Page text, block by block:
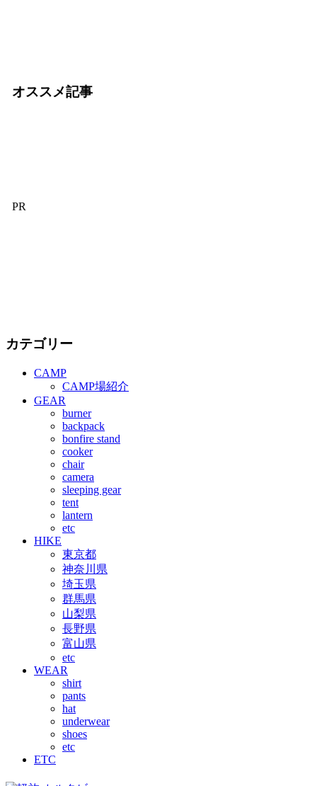
オススメ記事
PR
カテゴリー
CAMP
CAMP場紹介
GEAR
burner
backpack
bonfire stand
cooker
chair
camera
sleeping gear
tent
lantern
etc
HIKE
東京都
神奈川県
埼玉県
群馬県
山梨県
長野県
富山県
etc
WEAR
shirt
pants
hat
underwear
shoes
etc
ETC